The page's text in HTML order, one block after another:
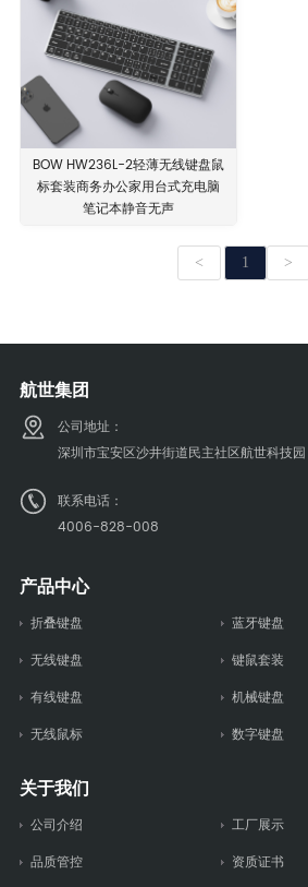
BOW HW236L-2轻薄无线键盘鼠
标套装商务办公家用台式充电脑
笔记本静音无声
< 1 >
航世集团
公司地址：
深圳市宝安区沙井街道民主社区航世科技园
联系电话：
4006-828-008
产品中心
折叠键盘
蓝牙键盘
无线键盘
键鼠套装
有线键盘
机械键盘
无线鼠标
数字键盘
关于我们
公司介绍
工厂展示
品质管控
资质证书